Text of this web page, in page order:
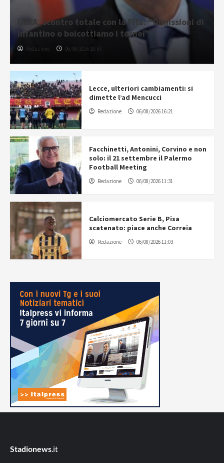
UEFA, scontro totale con la Fifa: “Dimissioni di
Infantino o boicottiamo i tornei”
Redazione 06/08/2026 18:57
Lecce, ulteriori cambiamenti: si
dimette l’ad Mencucci
Redazione 06/08/2026 16:21
Facchinetti, Antonini, Corvino e non
solo: il 21 settembre il Palermo
Football Meeting
Redazione 06/08/2026 11:31
Calciomercato Serie B, Pisa
scatenato: piace anche Correia
Redazione 06/08/2026 11:03
Stadionews.it